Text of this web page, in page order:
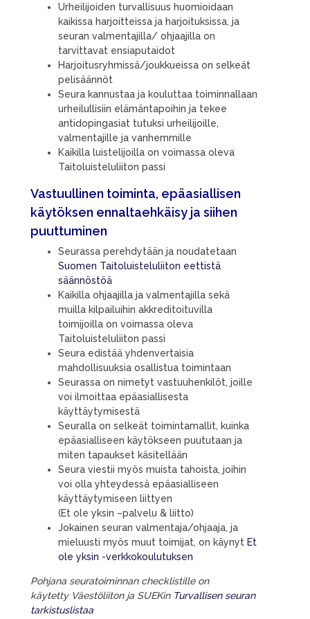
Urheilijoiden turvallisuus huomioidaan
kaikissa harjoitteissa ja harjoituksissa, ja
seuran valmentajilla/ ohjaajilla on
tarvittavat ensiaputaidot
Harjoitusryhmissä/joukkueissa on selkeät
pelisäännöt
Seura kannustaa ja kouluttaa toiminnallaan
urheilullisiin elämäntapoihin ja tekee
antidopingasiat tutuksi urheilijoille,
valmentajille ja vanhemmille
Kaikilla luistelijoilla on voimassa oleva
Taitoluisteluliiton passi
Vastuullinen toiminta, epäasiallisen
käytöksen ennaltaehkäisy ja siihen
puuttuminen
Seurassa perehdytään ja noudatetaan
Suomen Taitoluisteluliiton eettistä
säännöstöä
Kaikilla ohjaajilla ja valmentajilla sekä
muilla kilpailuihin akkreditoituvilla
toimijoilla on voimassa oleva
Taitoluisteluliiton passi
Seura edistää yhdenvertaisia
mahdollisuuksia osallistua toimintaan
Seurassa on nimetyt vastuuhenkilöt, joille
voi ilmoittaa epäasiallisesta
käyttäytymisestä
Seuralla on selkeät toimintamallit, kuinka
epäasialliseen käytökseen puututaan ja
miten tapaukset käsitellään
Seura viestii myös muista tahoista, joihin
voi olla yhteydessä epäasialliseen
käyttäytymiseen liittyen
(Et ole yksin –palvelu & liitto)
Jokainen seuran valmentaja/ohjaaja, ja
mieluusti myös muut toimijat, on käynyt Et
ole yksin -verkkokoulutuksen
Pohjana seuratoiminnan checklistilleon
käytettyVäestöliiton ja SUEKin Turvallisen seuran
tarkistuslistaa